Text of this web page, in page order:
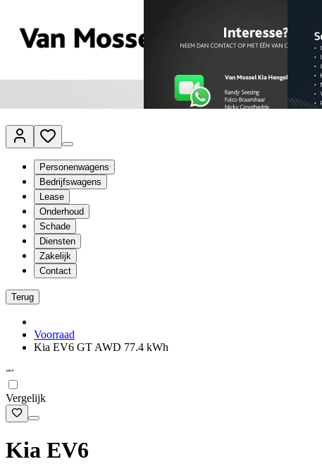
Vestigingen
Werkplaatsplanner
nl- Nederlands
Personenwagens
Bedrijfswagens
Lease
Onderhoud
Schade
Diensten
Zakelijk
Contact
Terug
Voorraad
Kia EV6 GT AWD 77.4 kWh
Vergelijk
Kia EV6